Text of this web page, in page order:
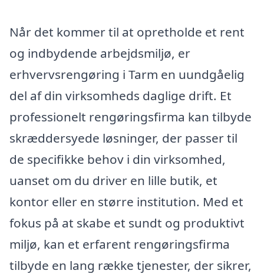
Når det kommer til at opretholde et rent
og indbydende arbejdsmiljø, er
erhvervsrengøring i Tarm en uundgåelig
del af din virksomheds daglige drift. Et
professionelt rengøringsfirma kan tilbyde
skræddersyede løsninger, der passer til
de specifikke behov i din virksomhed,
uanset om du driver en lille butik, et
kontor eller en større institution. Med et
fokus på at skabe et sundt og produktivt
miljø, kan et erfarent rengøringsfirma
tilbyde en lang række tjenester, der sikrer,